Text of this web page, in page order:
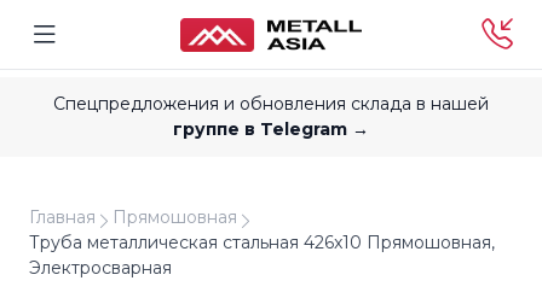
Спецпредложения и обновления склада в нашей
группе в Telegram →
Главная
Прямошовная
Труба металлическая стальная 426x10 Прямошовная,
Электросварная